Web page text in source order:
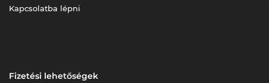
Kapcsolatba lépni
Fizetési lehetőségek